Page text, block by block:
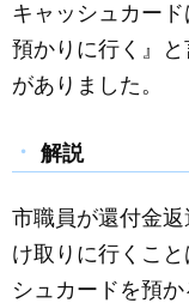
キャッシュカード
預かりに行く』
がありました。
解説
市職員が還付金
け取りに行くこ
シュカードを預